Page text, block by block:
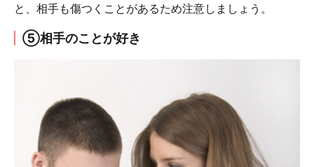
と、相手も傷つくことがあるため注意しましょう。
⑤相手のことが好き